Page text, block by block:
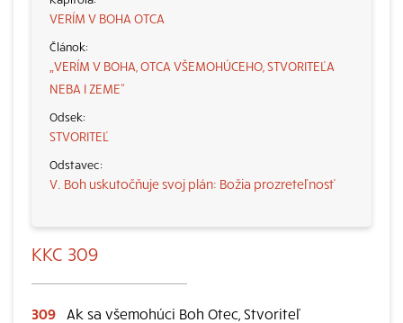
VERÍM V BOHA OTCA
„VERÍM V BOHA, OTCA VŠEMOHÚCEHO, STVORITEĽA
NEBA I ZEME“
STVORITEĽ
V. Boh uskutočňuje svoj plán: Božia prozreteľnosť
KKC 309
309
Ak sa všemohúci Boh Otec, Stvoriteľ